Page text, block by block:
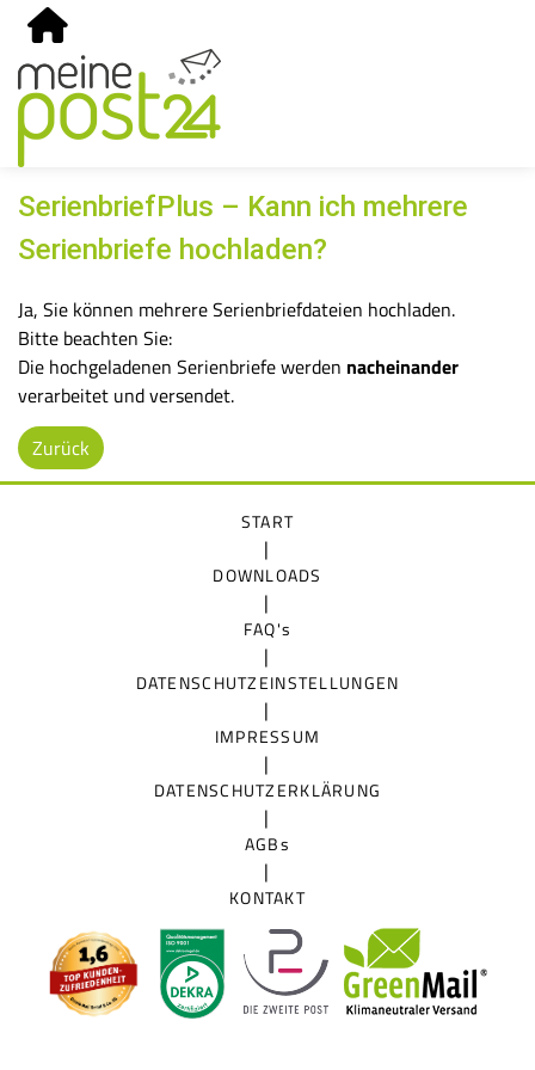
SerienbriefPlus – Kann ich mehrere
Serienbriefe hochladen?
Ja, Sie können mehrere Serienbriefdateien hochladen.
Bitte beachten Sie:
Die hochgeladenen Serienbriefe werden nacheinander
verarbeitet und versendet.
Zurück
START
|
DOWNLOADS
|
FAQ's
|
DATENSCHUTZEINSTELLUNGEN
|
IMPRESSUM
|
DATENSCHUTZERKLÄRUNG
|
AGBs
|
KONTAKT